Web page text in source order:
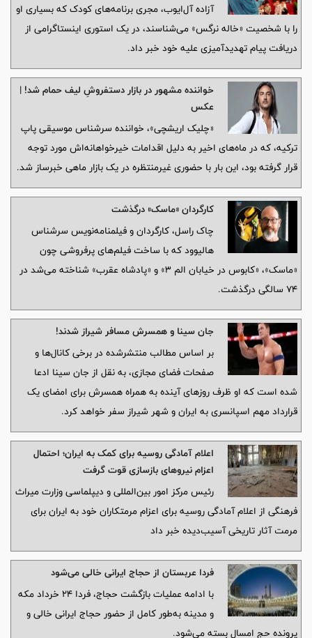
آزاده آل‌ایوب، مجری برنامه‌های کودک که بسیاری او
را با شخصیت «خاله نرگس» می‌شناسند، در یک استوری اینستاگرامی از
دریافت پیام تهدیدآمیزی علیه خود خبر داد.
خواننده مشهور در بازار دستفروشِ لیف حمام شد! |
عکس
«چلیک اریشچی»، خواننده سرشناس موسیقی پاپ
ترکیه، که در ماه‌های اخیر به دلیل اقدامات خیرخواهانه‌اش مورد توجه
قرار گرفته بود، این بار با حضوری غیرمنتظره در یک بازار ماهی خبرساز شد.
کارگردان «ماسک» درگذشت
چاک راسل، کارگردان و فیلمنامه‌نویس سرشناس
هالیوود که با ساخت فیلم‌های پرفروشی چون
«ماسک»، «کابوس در خیابان الم ۳» و «پادشاه عقرب» شناخته می‌شد در
۷۴ سالگی درگذشت.
جان سینا و همسرش مسافر شیراز شدند!
بر اساس مطالب منتشرشده در برخی کانال‌ها و
صفحات فضای مجازی، به نقل از جان سینا ادعا
شده است که او ظرف روزهای آینده به همراه همسرش برای امضای یک
قرارداد مهم اسپانسری به ایران و شهر شیراز سفر خواهد کرد.
اعلام آمادگی روسیه برای کمک به ایران؛ احتمال
اعزام نیروهای بازسازی قوت گرفت
رئیس مرکز امور بین‌المللی و دیپلماسی وزارت میراث
فرهنگی از اعلام آمادگی روسیه برای اعزام مرمتکاران خود به ایران برای
مرمت آثار تاریخی آسیب‌دیده خبر داد
فردا عربستان از حجاج ایرانی خالی می‌شود
با ادامه عملیات بازگشت حجاج، فردا ۲۴ خرداد مکه
و مدینه به‌طور کامل از حضور حجاج ایرانی خالی و
پرونده حج امسال بسته می‌شود.